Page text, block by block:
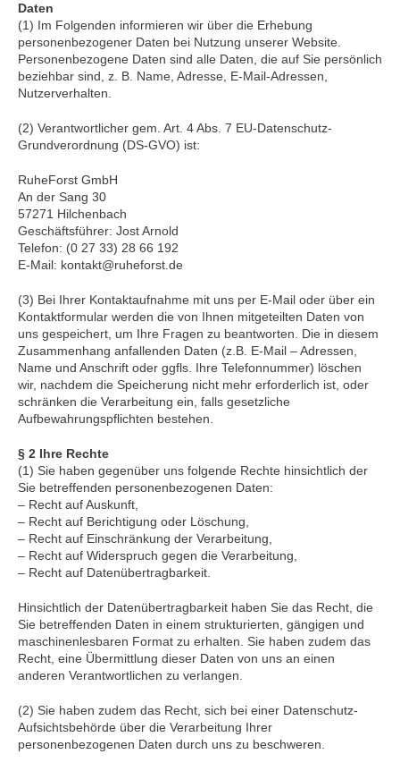
Daten
(1) Im Folgenden informieren wir über die Erhebung
personenbezogener Daten bei Nutzung unserer Website.
Personenbezogene Daten sind alle Daten, die auf Sie persönlich
beziehbar sind, z. B. Name, Adresse, E-Mail-Adressen,
Nutzerverhalten.
(2) Verantwortlicher gem. Art. 4 Abs. 7 EU-Datenschutz-
Grundverordnung (DS-GVO) ist:
RuheForst GmbH
An der Sang 30
57271 Hilchenbach
Geschäftsführer: Jost Arnold
Telefon: (0 27 33) 28 66 192
E-Mail: kontakt@ruheforst.de
(3) Bei Ihrer Kontaktaufnahme mit uns per E-Mail oder über ein
Kontaktformular werden die von Ihnen mitgeteilten Daten von
uns gespeichert, um Ihre Fragen zu beantworten. Die in diesem
Zusammenhang anfallenden Daten (z.B. E-Mail – Adressen,
Name und Anschrift oder ggfls. Ihre Telefonnummer) löschen
wir, nachdem die Speicherung nicht mehr erforderlich ist, oder
schränken die Verarbeitung ein, falls gesetzliche
Aufbewahrungspflichten bestehen.
§ 2 Ihre Rechte
(1) Sie haben gegenüber uns folgende Rechte hinsichtlich der
Sie betreffenden personenbezogenen Daten:
– Recht auf Auskunft,
– Recht auf Berichtigung oder Löschung,
– Recht auf Einschränkung der Verarbeitung,
– Recht auf Widerspruch gegen die Verarbeitung,
– Recht auf Datenübertragbarkeit.
Hinsichtlich der Datenübertragbarkeit haben Sie das Recht, die
Sie betreffenden Daten in einem strukturierten, gängigen und
maschinenlesbaren Format zu erhalten. Sie haben zudem das
Recht, eine Übermittlung dieser Daten von uns an einen
anderen Verantwortlichen zu verlangen.
(2) Sie haben zudem das Recht, sich bei einer Datenschutz-
Aufsichtsbehörde über die Verarbeitung Ihrer
personenbezogenen Daten durch uns zu beschweren.